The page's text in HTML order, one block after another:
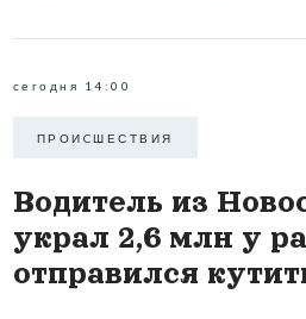
сегодня 14:00
ПРОИCШЕСТВИЯ
Водитель из
украл 2,6 млн у
отправился